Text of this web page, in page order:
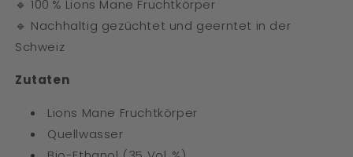
🔹 100 % Lions Mane Fruchtkörper
🔹 Nachhaltig gezüchtet und geerntet in der
Schweiz
Zutaten
Lions Mane Fruchtkörper
Quellwasser